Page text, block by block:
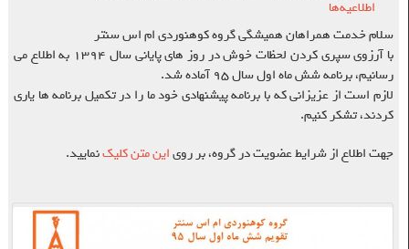
اطلاعیه‌ها
سلام خدمت همراهان همیشگی گروه کوهنوردی ام اس سنتر
با آرزوی سپری کردن لحظات خوش در روز های پایانی سال ۱۳۹۴ به اطلاع می
رسانیم، برنامه شش ماه اول سال ۹۵ آماده شد.
لازم است از عزیزانی که با برنامه پیشنهادی خود ما را در تکمیل برنامه ها یاری
کردند، تشکر کنیم.
جهت اطلاع از شرایط عضویت در گروه،‌ بر رویاین متن کلیکنمایید.